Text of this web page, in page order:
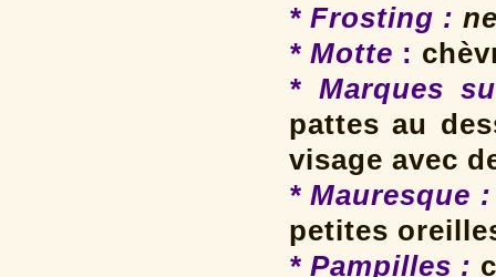
* Frosting :
* Motte :
* Marques
pattes au
visage avec
* Mauresque :
petites
* Pampilles :